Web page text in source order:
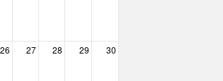
26 27 28 29 30